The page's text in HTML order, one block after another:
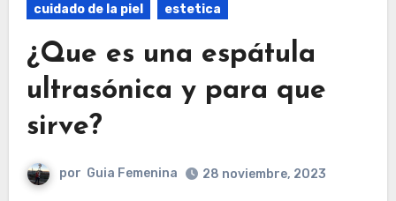
cuidado de la piel estetica
¿Que es una espátula
ultrasónica y para que
sirve?
por Guia Femenina 28 noviembre, 2023